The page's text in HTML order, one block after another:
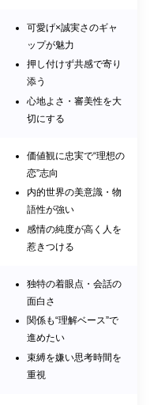
可愛げ×誠実さのギャ
ップが魅力
押し付けず共感で寄り
添う
心地よさ・審美性を大
切にする
価値観に忠実で“理想の
恋”志向
内的世界の美意識・物
語性が強い
感情の純度が高く人を
惹きつける
独特の着眼点・会話の
面白さ
関係も“理解ベース”で
進めたい
束縛を嫌い思考時間を
重視